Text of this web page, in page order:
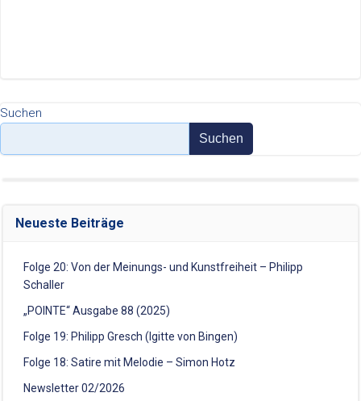
Suchen
Suchen
Neueste Beiträge
Folge 20: Von der Meinungs- und Kunstfreiheit – Philipp
Schaller
„POINTE“ Ausgabe 88 (2025)
Folge 19: Philipp Gresch (Igitte von Bingen)
Folge 18: Satire mit Melodie – Simon Hotz
Newsletter 02/2026